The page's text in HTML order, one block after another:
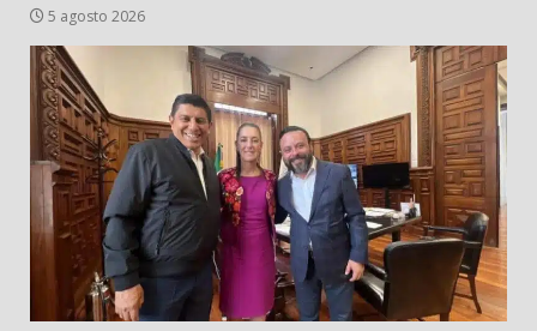
5 agosto 2026